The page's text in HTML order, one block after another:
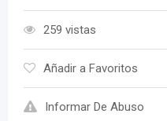
259 vistas
Añadir a Favoritos
Informar De Abuso